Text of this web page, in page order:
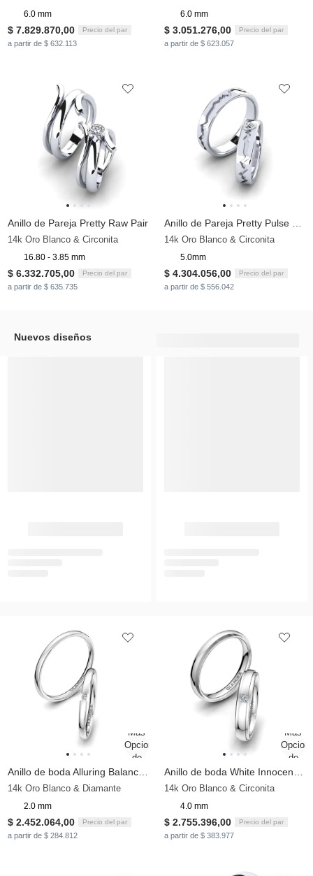
6.0 mm
$ 7.829.870,00 Precio del par
a partir de $ 632.113
6.0 mm
$ 3.051.276,00 Precio del par
a partir de $ 623.057
Anillo de Pareja Pretty Raw Pair
14k Oro Blanco & Circonita
16.80 - 3.85 mm
$ 6.332.705,00 Precio del par
a partir de $ 635.735
14k Oro Blanco & Circonita
5.0mm
$ 4.304.056,00 Precio del par
a partir de $ 556.042
Nuevos diseños
14k Oro Blanco & Diamante
2.0 mm
$ 2.452.064,00 Precio del par
a partir de $ 284.812
14k Oro Blanco & Circonita
4.0 mm
$ 2.755.396,00 Precio del par
a partir de $ 383.977